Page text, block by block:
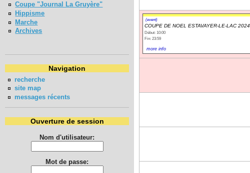
Coupe "Journal La Gruyère"
Hippisme
Marche
Archives
Navigation
recherche
site map
messages récents
Ouverture de session
Nom d'utilisateur:
Mot de passe:
(event)
COUPE DE NOEL ESTAVAYER-LE-LAC 2024
Début: 10:00
Fin: 23:59
more info